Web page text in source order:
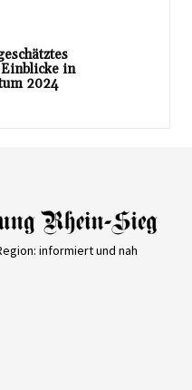
in
2024
informiert und nah